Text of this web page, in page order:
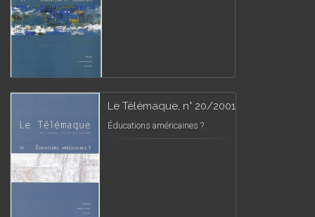
Le Télémaque, n° 20/2001
Éducations américaines ?